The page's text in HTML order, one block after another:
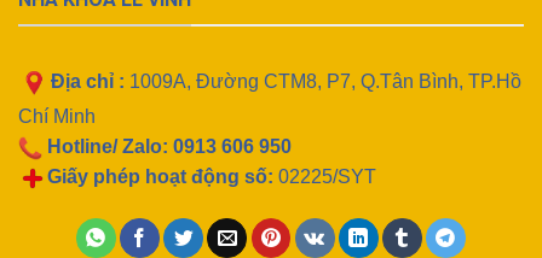
Địa chỉ : 1009A, Đường CTM8, P7, Q.Tân Bình, TP.Hồ
Chí Minh
Hotline/ Zalo: 0913 606 950
Giấy phép hoạt động số: 02225/SYT